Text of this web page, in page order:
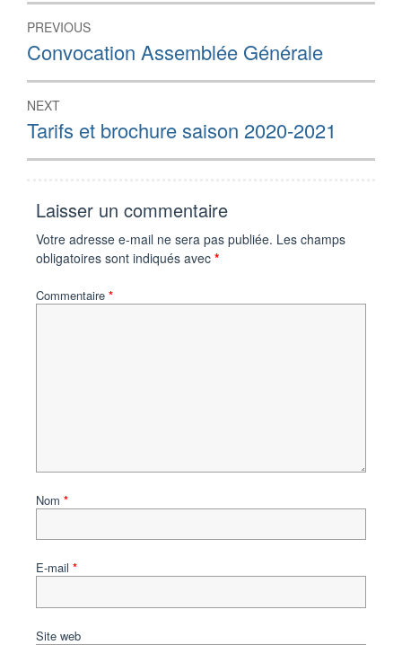
Navigation
de
l’article
PREVIOUS
Previous
post:
Convocation Assemblée Générale
NEXT
Next
post:
Tarifs et brochure saison 2020-2021
Laisser un commentaire
Votre adresse e-mail ne sera pas publiée. Les champs
obligatoires sont indiqués avec *
Commentaire *
Nom *
E-mail *
Site web